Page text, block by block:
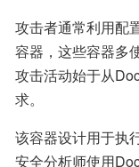
攻击者通常利用配
容器，这些容器多
攻击活动始于从
求。
该容器设计用于执
安全分析师使用